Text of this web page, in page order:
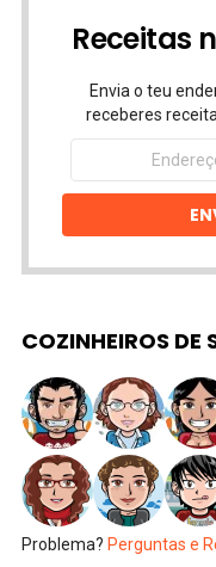
Receitas
Envia o teu
receberes
Endereço
email
COZINHEIROS DE
Problema? Perguntas e